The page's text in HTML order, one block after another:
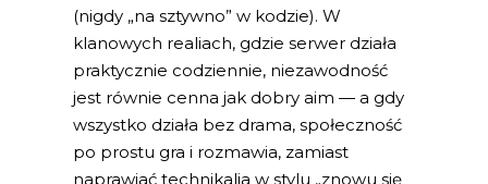
(nigdy „na sztywno” w kodzie). W
klanowych realiach, gdzie serwer działa
praktycznie codziennie, niezawodność
jest równie cenna jak dobry aim — a gdy
wszystko działa bez drama, społeczność
po prostu gra i rozmawia, zamiast
naprawiać technikalia w stylu „znowu się